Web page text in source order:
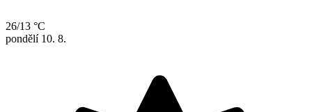
26/13 °C
pondělí 10. 8.